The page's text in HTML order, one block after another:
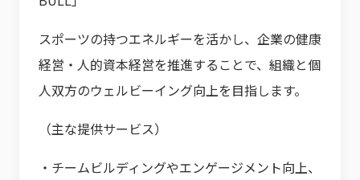
スポーツの持つエネルギーを活かし、企業の健康
経営・人的資本経営を推進することで、組織と個
人双方のウェルビーイング向上を目指します。
（主な提供サービス）
・チームビルディングやエンゲージメント向上、